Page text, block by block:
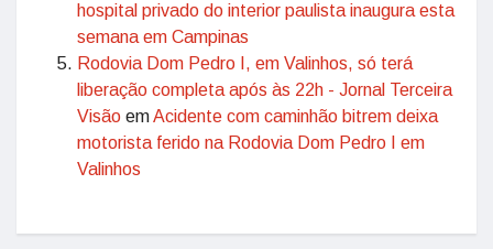
hospital privado do interior paulista inaugura esta
semana em Campinas
Rodovia Dom Pedro I, em Valinhos, só terá
liberação completa após às 22h - Jornal Terceira
Visão emAcidente com caminhão bitrem deixa
motorista ferido na Rodovia Dom Pedro I em
Valinhos